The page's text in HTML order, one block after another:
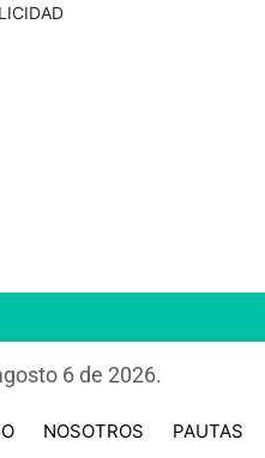
6 de 2026.
NOSOTROS PAUTAS